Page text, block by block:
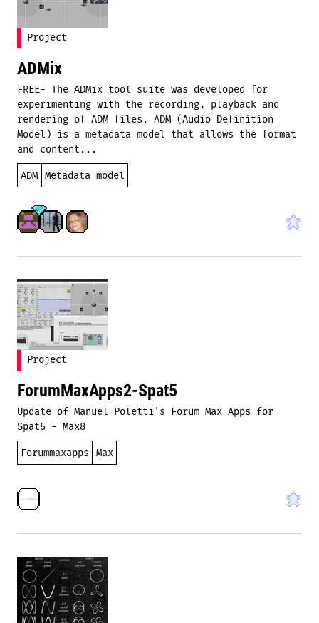
Project
ADMix
FREE- The ADMix tool suite was developed for
experimenting with the recording, playback and
rendering of ADM files. ADM (Audio Definition
Model) is a metadata model that allows the format
and content...
ADM Metadata model
Project
ForumMaxApps2-Spat5
Update of Manuel Poletti's Forum Max Apps for
Spat5 - Max8
Forummaxapps Max